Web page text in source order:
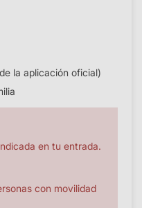
la aplicación oficial)
en tu entrada.
con movilidad